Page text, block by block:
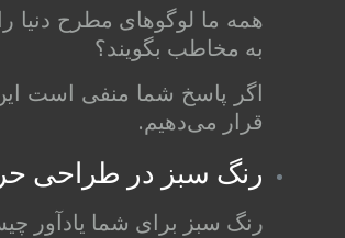
همه ما لوگوهای مطرح دنیا
به مخاطب بگویند؟
اگر پاسخ شما منفی است
قرار می‌دهیم.
رنگ سبز در طراحی
رنگ سبز برای شما یادآور